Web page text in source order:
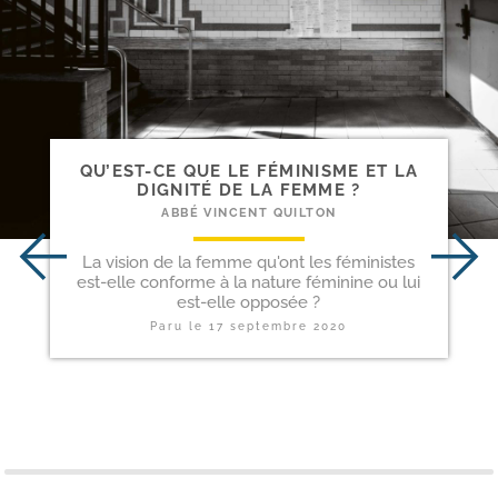
QU’EST-​CE QUE LE FÉMINISME ET LA
DIGNITÉ DE LA FEMME ?
ABBÉ VINCENT QUILTON
La vision de la femme qu'ont les féministes
est-elle conforme à la nature féminine ou lui
est-elle opposée ?
Paru le17 septembre 2020